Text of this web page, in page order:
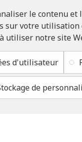
réservés
le contenu
votre utilisation
utiliser notre site
d'utilisateur
de